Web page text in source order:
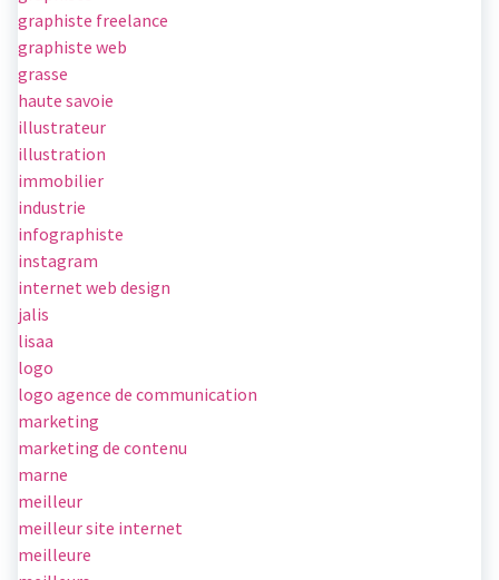
graphiste freelance
graphiste web
grasse
haute savoie
illustrateur
illustration
immobilier
industrie
infographiste
instagram
internet web design
jalis
lisaa
logo
logo agence de communication
marketing
marketing de contenu
marne
meilleur
meilleur site internet
meilleure